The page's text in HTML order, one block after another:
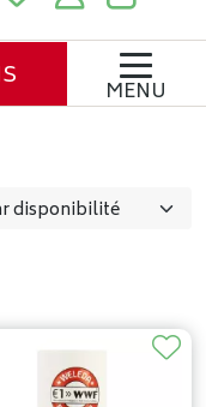
MENU